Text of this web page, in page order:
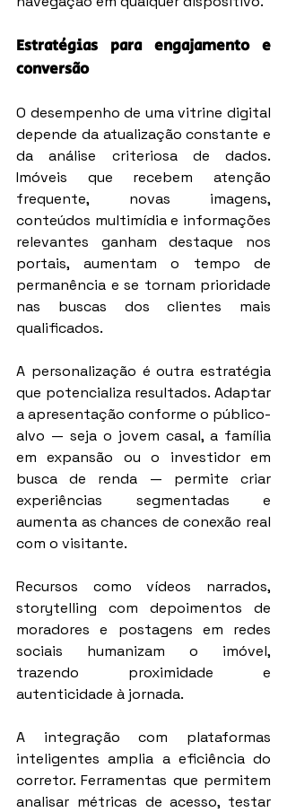
Estratégias para engajamento e
conversão
O desempenho de uma vitrine digital
depende da atualização constante e
da análise criteriosa de dados.
Imóveis que recebem atenção
frequente, novas imagens,
conteúdos multimídia e informações
relevantes ganham destaque nos
portais, aumentam o tempo de
permanência e se tornam prioridade
nas buscas dos clientes mais
qualificados.
A personalização é outra estratégia
que potencializa resultados. Adaptar
a apresentação conforme o público-
alvo — seja o jovem casal, a família
em expansão ou o investidor em
busca de renda — permite criar
experiências segmentadas e
aumenta as chances de conexão real
com o visitante.
Recursos como vídeos narrados,
storytelling com depoimentos de
moradores e postagens em redes
sociais humanizam o imóvel,
trazendo proximidade e
autenticidade à jornada.
A integração com plataformas
inteligentes amplia a eficiência do
corretor. Ferramentas que permitem
analisar métricas de acesso, testar